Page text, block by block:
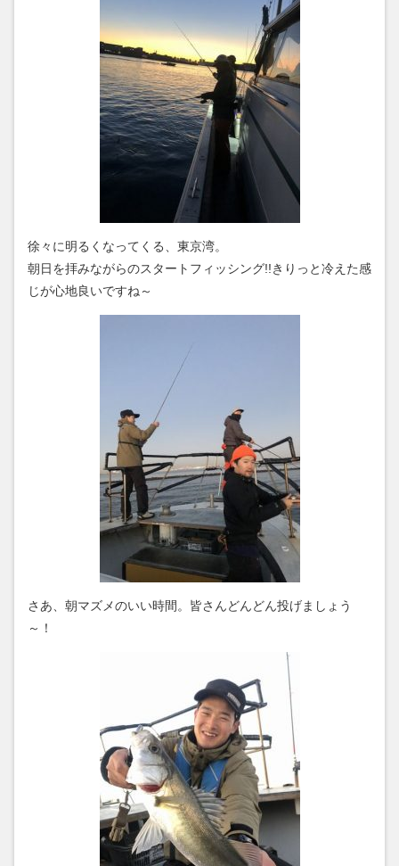
徐々に明るくなってくる、東京湾。
朝日を拝みながらのスタートフィッシング!!きりっと冷えた感
じが心地良いですね～
さあ、朝マズメのいい時間。皆さんどんどん投げましょう
～！